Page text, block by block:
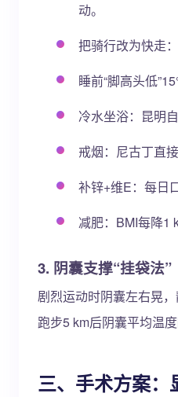
动。
把骑行改为快走
睡前“脚高头低
冷水坐浴：昆明
戒烟：尼古丁直
补锌+维E：每日
减肥：BMI每降1
3. 阴囊支撑“挂袋法”
剧烈运动时阴囊左右晃
跑步5 km后阴囊平均温
三、手术方案：